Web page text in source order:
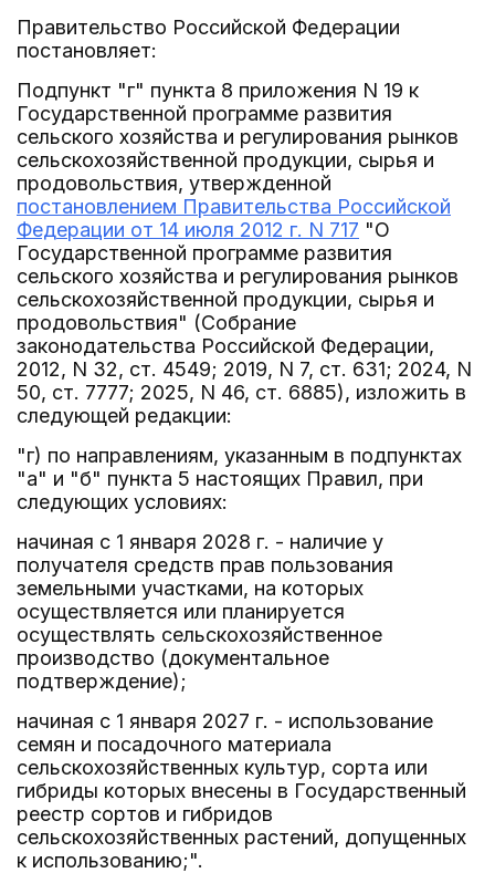
Правительство Российской Федерации
постановляет:
Подпункт "г" пункта 8 приложения N 19 к
Государственной программе развития
сельского хозяйства и регулирования рынков
сельскохозяйственной продукции, сырья и
продовольствия, утвержденной
постановлением Правительства Российской
Федерации от 14 июля 2012 г. N 717 "О
Государственной программе развития
сельского хозяйства и регулирования рынков
сельскохозяйственной продукции, сырья и
продовольствия" (Собрание
законодательства Российской Федерации,
2012, N 32, ст. 4549; 2019, N 7, ст. 631; 2024, N
50, ст. 7777; 2025, N 46, ст. 6885), изложить в
следующей редакции:
"г) по направлениям, указанным в подпунктах
"а" и "б" пункта 5 настоящих Правил, при
следующих условиях:
начиная с 1 января 2028 г. - наличие у
получателя средств прав пользования
земельными участками, на которых
осуществляется или планируется
осуществлять сельскохозяйственное
производство (документальное
подтверждение);
начиная с 1 января 2027 г. - использование
семян и посадочного материала
сельскохозяйственных культур, сорта или
гибриды которых внесены в Государственный
реестр сортов и гибридов
сельскохозяйственных растений, допущенных
к использованию;".